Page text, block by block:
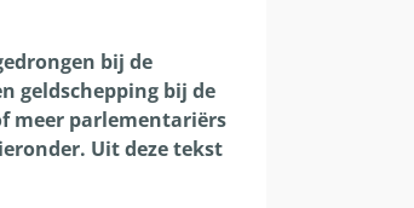
bij de
geldschepping bij de
meer parlementariërs
Uit deze tekst